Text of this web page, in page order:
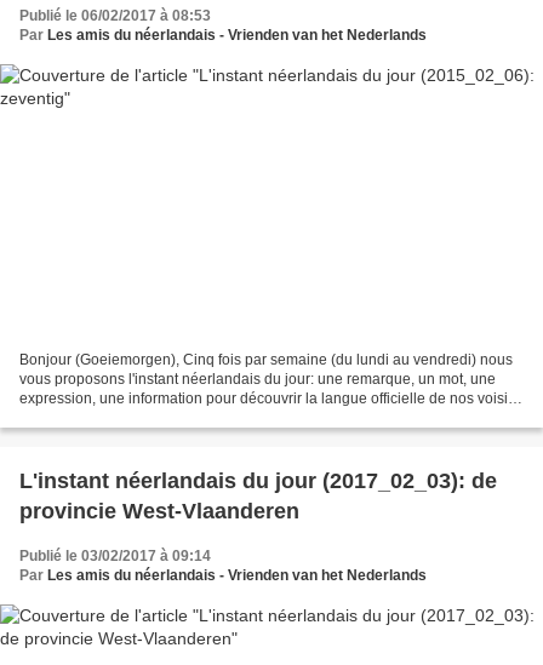
Publié le 06/02/2017 à 08:53
Par Les amis du néerlandais - Vrienden van het Nederlands
Bonjour (Goeiemorgen), Cinq fois par semaine (du lundi au vendredi) nous
vous proposons l'instant néerlandais du jour: une remarque, un mot, une
expression, une information pour découvrir la langue officielle de nos voisins
L'instant néerlandais du jour (2017_02_03): de
provincie West-Vlaanderen
Publié le 03/02/2017 à 09:14
Par Les amis du néerlandais - Vrienden van het Nederlands